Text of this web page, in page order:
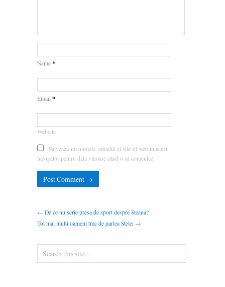
Name *
Email *
Website
Salvează-mi numele, emailul și site-ul web în acest
navigator pentru data viitoare când o să comentez.
← De ce nu scrie presa de sport despre Steaua?
Tot mai multi oameni trec de partea Stelei →